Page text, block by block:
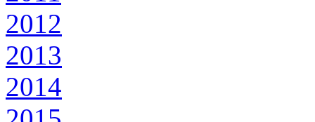
2012
2013
2014